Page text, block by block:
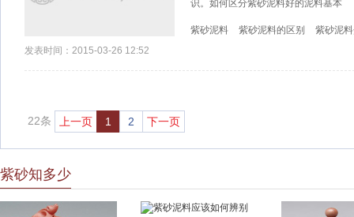
识。如何区分紫砂泥料好的泥料基本
紫砂泥料 紫砂泥料的区别
紫砂泥
发表时间：2015-03-26 12:52
22条 上一页 1 2 下一页
紫砂知多少